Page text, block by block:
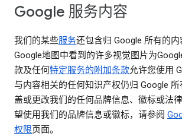
Google 服务内容
我们的某些服务还包含归 Google 所有的内
Google地图中看到的许多视觉图片为
款及任何特定服务的附加条款允许您使用
与内容相关的任何知识产权仍归 Google
盖或更改我们的任何品牌信息、徽标或法
望使用我们的品牌信息或徽标，请参阅
权限页面。